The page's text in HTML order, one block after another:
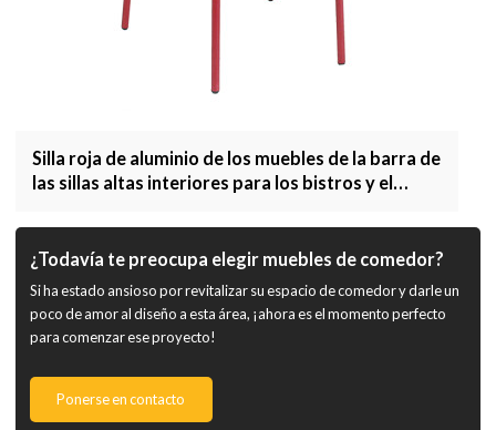
Silla roja de aluminio de los muebles de la barra de
las sillas altas interiores para los bistros y el
¿Todavía te preocupa elegir muebles de comedor?
Si ha estado ansioso por revitalizar su espacio de comedor y darle un
poco de amor al diseño a esta área, ¡ahora es el momento perfecto
para comenzar ese proyecto!
Ponerse en contacto